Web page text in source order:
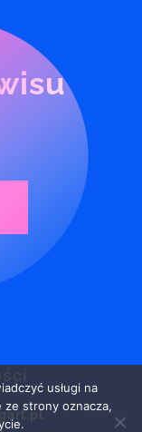
usługi na
ze strony oznacza,